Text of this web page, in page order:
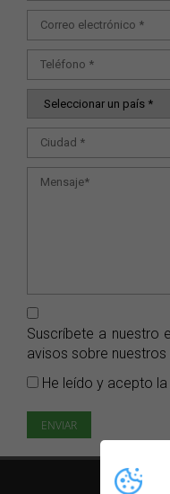
Suscríbete a nuestro
avisos sobre
He leído y acepto la